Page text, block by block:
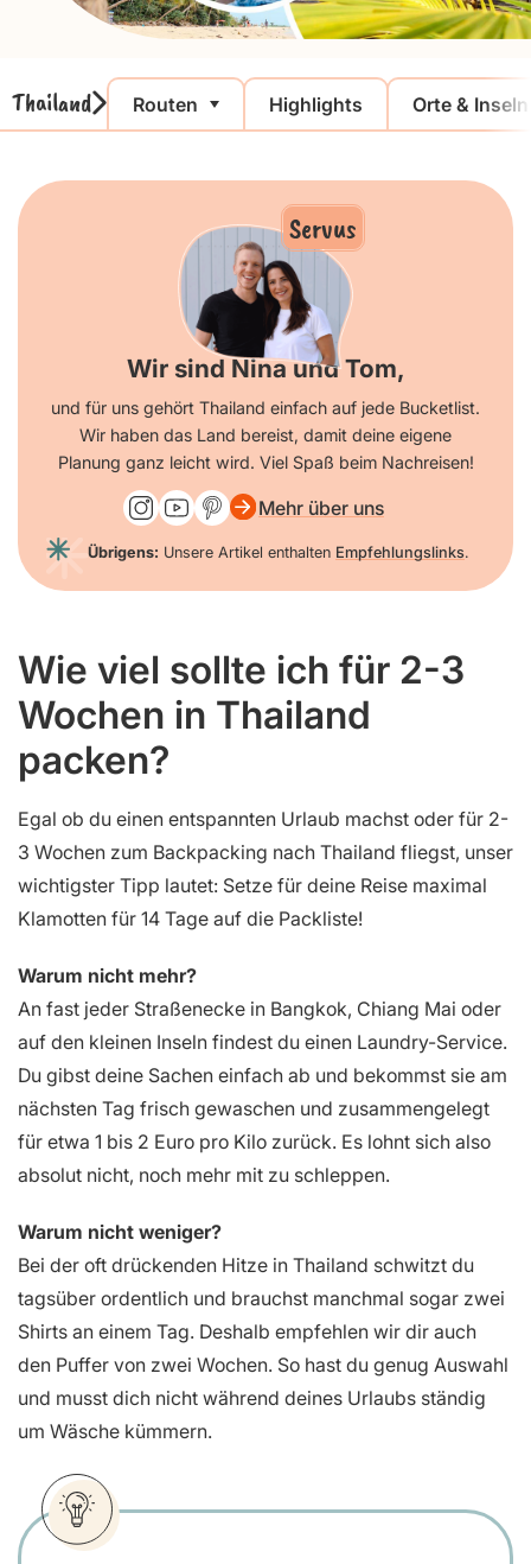
Thailand Routen Highlights Orte & Inseln
Servus
Wir sind Nina und Tom,
und für uns gehört Thailand einfach auf jede Bucketlist.
Wir haben das Land bereist, damit deine eigene
Planung ganz leicht wird. Viel Spaß beim Nachreisen!
Mehr über uns
Übrigens: Unsere Artikel enthalten Empfehlungslinks.
Wie viel sollte ich für 2-3
Wochen in Thailand
packen?
Egal ob du einen entspannten Urlaub machst oder für 2-
3 Wochen zum Backpacking nach Thailand fliegst, unser
wichtigster Tipp lautet: Setze für deine Reise maximal
Klamotten für 14 Tage auf die Packliste!
Warum nicht mehr?
An fast jeder Straßenecke in Bangkok, Chiang Mai oder
auf den kleinen Inseln findest du einen Laundry-Service.
Du gibst deine Sachen einfach ab und bekommst sie am
nächsten Tag frisch gewaschen und zusammengelegt
für etwa 1 bis 2 Euro pro Kilo zurück. Es lohnt sich also
absolut nicht, noch mehr mit zu schleppen.
Warum nicht weniger?
Bei der oft drückenden Hitze in Thailand schwitzt du
tagsüber ordentlich und brauchst manchmal sogar zwei
Shirts an einem Tag. Deshalb empfehlen wir dir auch
den Puffer von zwei Wochen. So hast du genug Auswahl
und musst dich nicht während deines Urlaubs ständig
um Wäsche kümmern.